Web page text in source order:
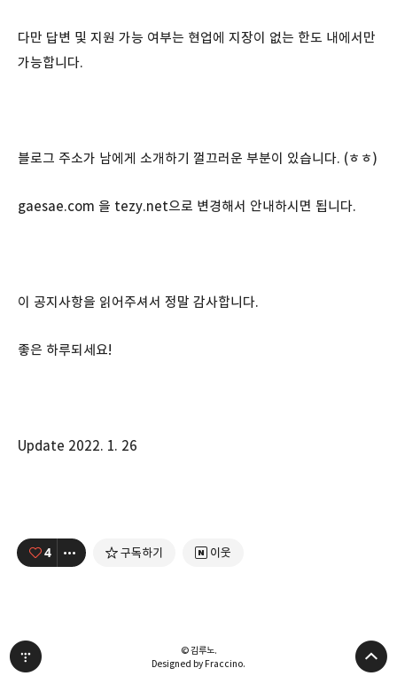
다만 답변 및 지원 가능 여부는 현업에 지장이 없는 한도 내에서만
가능합니다.
블로그 주소가 남에게 소개하기 껄끄러운 부분이 있습니다. (ㅎㅎ)
gaesae.com 을 tezy.net으로 변경해서 안내하시면 됩니다.
이 공지사항을 읽어주셔서 정말 감사합니다.
좋은 하루되세요!
Update 2022. 1. 26
4 구독하기 이웃
© 김루노.
Designed by Fraccino.